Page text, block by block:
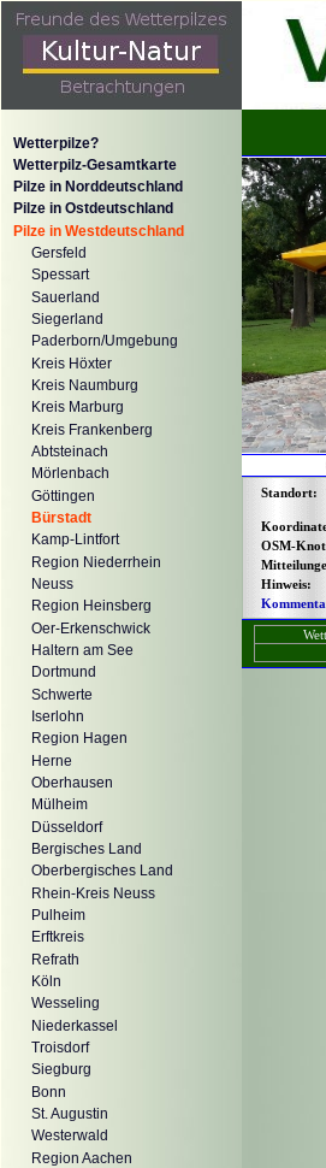
Wetterpilze?
Wetterpilz-Gesamtkarte
Pilze in Norddeutschland
Pilze in Ostdeutschland
Pilze in Westdeutschland
Gersfeld
Spessart
Sauerland
Siegerland
Paderborn/Umgebung
Kreis Höxter
Kreis Naumburg
Kreis Marburg
Kreis Frankenberg
Abtsteinach
Mörlenbach
Göttingen
Bürstadt
Kamp-Lintfort
Region Niederrhein
Neuss
Region Heinsberg
Oer-Erkenschwick
Haltern am See
Dortmund
Schwerte
Iserlohn
Region Hagen
Herne
Oberhausen
Mülheim
Düsseldorf
Bergisches Land
Oberbergisches Land
Rhein-Kreis Neuss
Pulheim
Erftkreis
Refrath
Köln
Wesseling
Niederkassel
Troisdorf
Siegburg
Bonn
St. Augustin
Westerwald
Region Aachen
Standort:
OSM-
Hinweis: